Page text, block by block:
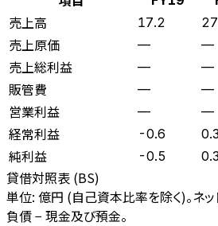
売上高 17.2
売上原価 — —
売上総利益 — —
販管費 — —
営業利益 — —
経常利益 -0.6 0.3
純利益 -0.5 0.3
貸借対照表 (BS)
単位: 億円 (自己資本比率を除く)。ネ
負債 − 現金及び預金。